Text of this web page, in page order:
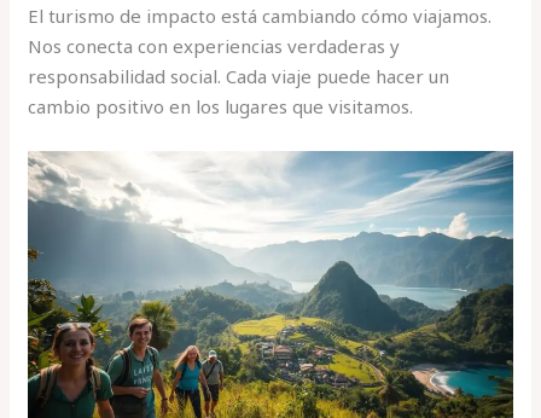
El turismo de impacto está cambiando cómo viajamos.
Nos conecta con experiencias verdaderas y
responsabilidad social. Cada viaje puede hacer un
cambio positivo en los lugares que visitamos.